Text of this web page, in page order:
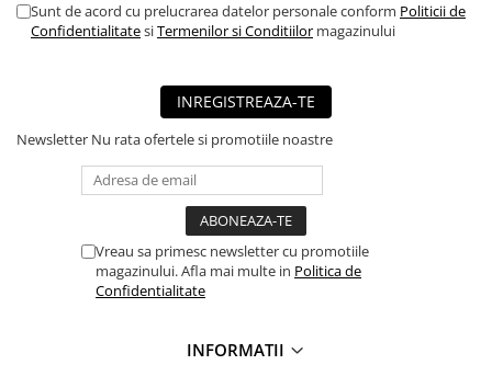
■ Mobilier service
■ Bancuri de scule
► Ulei motor autoturisme
■ Ulei motor RAVENOL
■ Ulei motor LIQUI MOLY
Sunt de acord cu prelucrarea datelor personale conform Politicii de
ConfidentialitatesiTermenilor si Conditiilor magazinului
INREGISTREAZA-TE
Newsletter Nu rata ofertele si promotiile noastre
Vreau sa primesc newsletter cu promotiile
magazinului. Afla mai multe in Politica de
Confidentialitate
INFORMATII